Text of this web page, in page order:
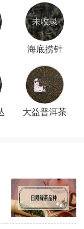
海底捞针
大益普洱茶